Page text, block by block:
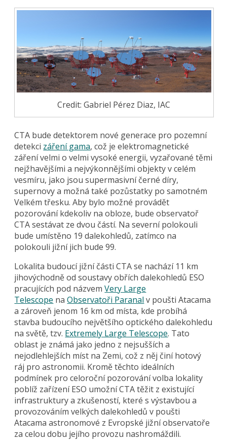
Credit: Gabriel Pérez Diaz, IAC
CTA bude detektorem nové generace pro pozemní
detekci záření gama, což je elektromagnetické
záření velmi o velmi vysoké energii, vyzařované těmi
nejžhavějšími a nejvýkonnějšími objekty v celém
vesmíru, jako jsou supermasivní černé díry,
supernovy a možná také pozůstatky po samotném
Velkém třesku. Aby bylo možné provádět
pozorování kdekoliv na obloze, bude observatoř
CTA sestávat ze dvou částí. Na severní polokouli
bude umístěno 19 dalekohledů, zatímco na
polokouli jižní jich bude 99.
Lokalita budoucí jižní části CTA se nachází 11 km
jihovýchodně od soustavy obřích dalekohledů ESO
pracujících pod názvemVery Large
Telescope naObservatoři Paranal v poušti Atacama
a zároveň jenom 16 km od místa, kde probíhá
stavba budoucího největšího optického dalekohledu
na světě, tzv. Extremely Large Telescope. Tato
oblast je známá jako jedno z nejsušších a
nejodlehlejších míst na Zemi, což z něj činí hotový
ráj pro astronomii. Kromě těchto ideálních
podmínek pro celoroční pozorování volba lokality
poblíž zařízení ESO umožní CTA těžit z existující
infrastruktury a zkušeností, které s výstavbou a
provozováním velkých dalekohledů v poušti
Atacama astronomové z Evropské jižní observatoře
za celou dobu jejího provozu nashromáždili.